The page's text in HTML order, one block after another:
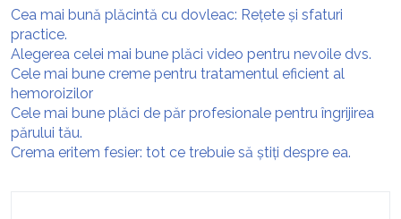
Cea mai bună plăcintă cu dovleac: Rețete și sfaturi
practice.
Alegerea celei mai bune plăci video pentru nevoile dvs.
Cele mai bune creme pentru tratamentul eficient al
hemoroizilor
Cele mai bune plăci de păr profesionale pentru îngrijirea
părului tău.
Crema eritem fesier: tot ce trebuie să știți despre ea.